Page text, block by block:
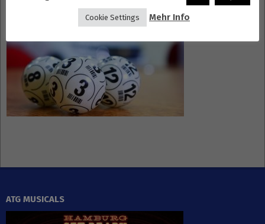
ATG MUSICALS
Cookie Settings Mehr Info